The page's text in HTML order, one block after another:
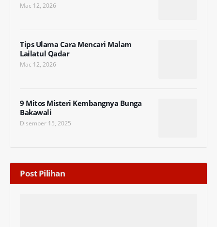
Mac 12, 2026
Tips Ulama Cara Mencari Malam
Lailatul Qadar
Mac 12, 2026
9 Mitos Misteri Kembangnya Bunga
Bakawali
Disember 15, 2025
Post Pilihan